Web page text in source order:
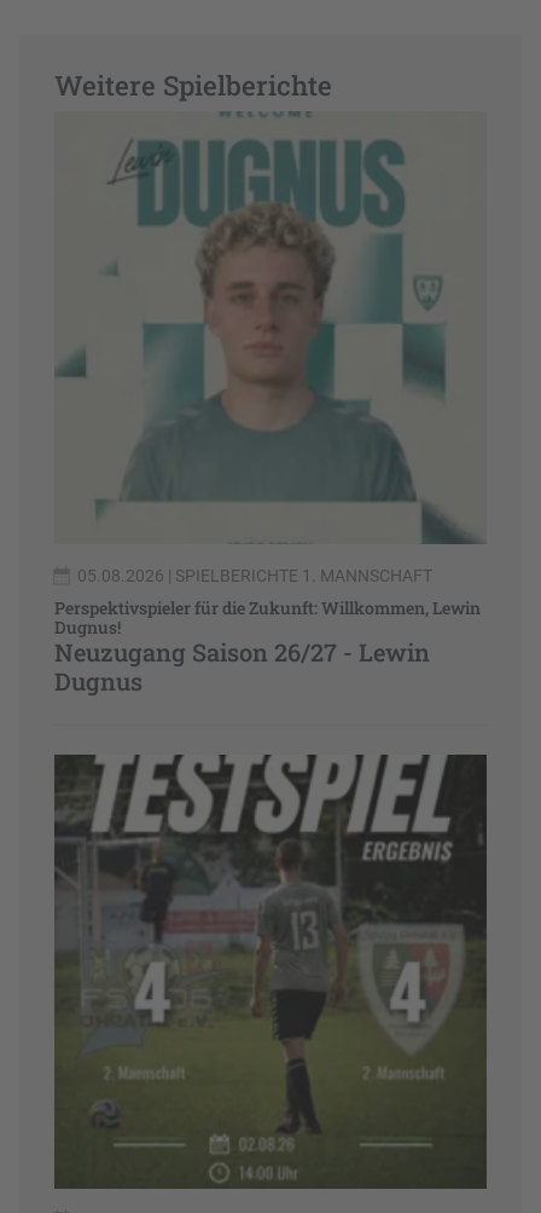
Weitere Spielberichte
05.08.2026 | SPIELBERICHTE 1. MANNSCHAFT
Perspektivspieler für die Zukunft: Willkommen, Lewin
Dugnus!
Neuzugang Saison 26/27 - Lewin
Dugnus